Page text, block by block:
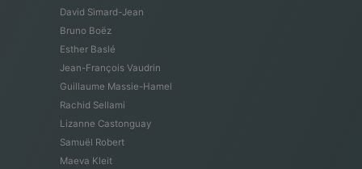
David Simard-Jean
Bruno Boëz
Esther Baslé
Jean-François Vaudrin
Guillaume Massie-Hamel
Rachid Sellami
Lizanne Castonguay
Samuël Robert
Maeva Kleit